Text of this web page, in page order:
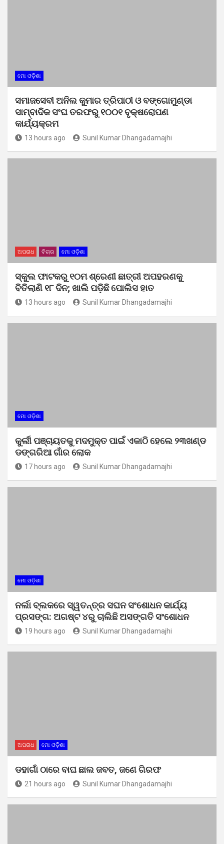
ମୋ ଓଡ଼ିଶା
ସମାଜସେବୀ ଅନିଲ କୁମାର ତ୍ରିପାଠୀ ଓ ବଙ୍ଗୋମୁଣ୍ଡା
ସାମ୍ବାଦିକ ସଂଘ ତରଫରୁ ୧୦୦୧ ବୃକ୍ଷରୋପଣ
କାର୍ଯ୍ୟକ୍ରମ
13 hours ago Sunil Kumar Dhangadamajhi
ଅପରାଧ ବିଚାର ମୋ ଓଡ଼ିଶା
ସ୍କୁଲ ଫାଟକରୁ ୧୦ମ ଶ୍ରେଣୀ ଛାତ୍ରୀ ଅପହରଣକୁ
ବିତିଲାଣି ୧୮ ଦିନ; ଖାଲି ପଡ଼ିଛି ପୋଲିସ ହାତ
13 hours ago Sunil Kumar Dhangadamajhi
ମୋ ଓଡ଼ିଶା
କୁର୍ଲୀ ପଞ୍ଚାୟତକୁ ମଦମୁକ୍ତ ପାଇଁ ଏକାଠି ହେଲେ ୨୩ଖଣ୍ଡ
ଡଙ୍ଗରିଆ ଗାଁର ଲୋକ
17 hours ago Sunil Kumar Dhangadamajhi
ମୋ ଓଡ଼ିଶା
ନର୍ଲା ବ୍ଲକରେ ସ୍ୱତନ୍ତ୍ର ସଘନ ସଂଶୋଧନ କାର୍ଯ୍ୟ
ପ୍ରସଙ୍ଗ: ଅଗଷ୍ଟ ୪ରୁ ଚାଲିଛି ଅସଙ୍ଗତି ସଂଶୋଧନ
19 hours ago Sunil Kumar Dhangadamajhi
ଅପରାଧ ମୋ ଓଡ଼ିଶା
ଡହାଗାଁ ଠାରେ ବାଘ ଛାଲ ଜବତ, ଜଣେ ଗିରଫ
21 hours ago Sunil Kumar Dhangadamajhi